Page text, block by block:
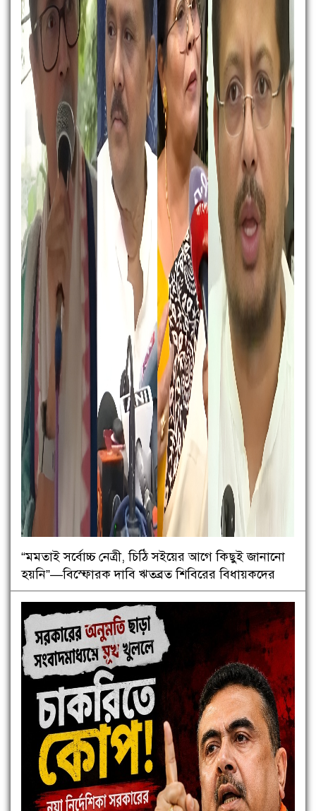
“মমতাই সর্বোচ্চ নেত্রী, চিঠি সইয়ের আগে কিছুই জানানো
হয়নি”—বিস্ফোরক দাবি ঋতব্রত শিবিরের বিধায়কদের